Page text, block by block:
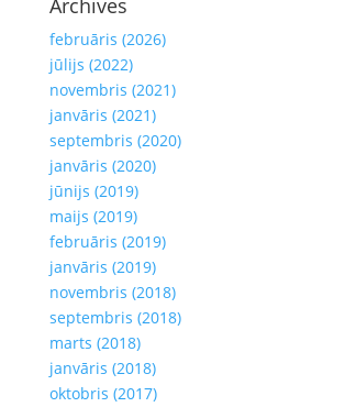
Archives
februāris (2026)
jūlijs (2022)
novembris (2021)
janvāris (2021)
septembris (2020)
janvāris (2020)
jūnijs (2019)
maijs (2019)
februāris (2019)
janvāris (2019)
novembris (2018)
septembris (2018)
marts (2018)
janvāris (2018)
oktobris (2017)